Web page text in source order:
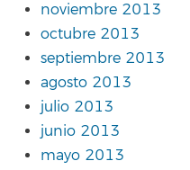
noviembre 2013
octubre 2013
septiembre 2013
agosto 2013
julio 2013
junio 2013
mayo 2013